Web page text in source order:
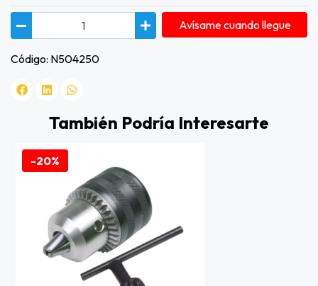
Avísame cuando llegue
Código: N504250
También Podría Interesarte
-20%